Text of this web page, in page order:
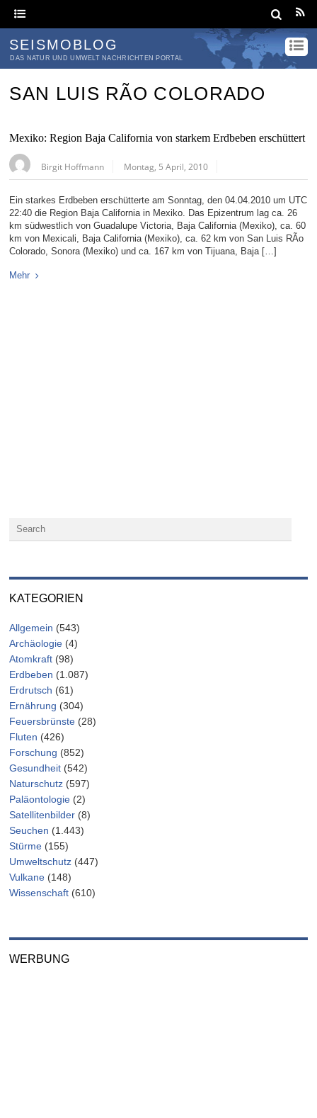
SEISMOBLOG
DAS NATUR UND UMWELT NACHRICHTEN PORTAL
SAN LUIS RÃ­O COLORADO
Mexiko: Region Baja California von starkem Erdbeben erschüttert
Birgit Hoffmann Montag, 5 April, 2010
Ein starkes Erdbeben erschütterte am Sonntag, den 04.04.2010 um UTC
22:40 die Region Baja California in Mexiko. Das Epizentrum lag ca. 26
km südwestlich von Guadalupe Victoria, Baja California (Mexiko), ca. 60
km von Mexicali, Baja California (Mexiko), ca. 62 km von San Luis RÃ­o
Colorado, Sonora (Mexiko) und ca. 167 km von Tijuana, Baja […]
Mehr
KATEGORIEN
Allgemein (543)
Archäologie (4)
Atomkraft (98)
Erdbeben (1.087)
Erdrutsch (61)
Ernährung (304)
Feuersbrünste (28)
Fluten (426)
Forschung (852)
Gesundheit (542)
Naturschutz (597)
Paläontologie (2)
Satellitenbilder (8)
Seuchen (1.443)
Stürme (155)
Umweltschutz (447)
Vulkane (148)
Wissenschaft (610)
WERBUNG